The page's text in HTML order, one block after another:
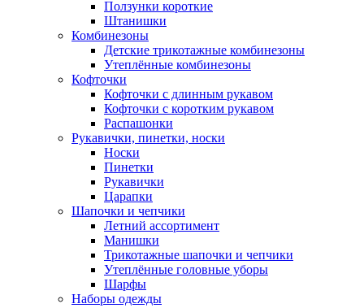
Ползунки короткие
Штанишки
Комбинезоны
Детские трикотажные комбинезоны
Утеплённые комбинезоны
Кофточки
Кофточки с длинным рукавом
Кофточки с коротким рукавом
Распашонки
Рукавички, пинетки, носки
Носки
Пинетки
Рукавички
Царапки
Шапочки и чепчики
Летний ассортимент
Манишки
Трикотажные шапочки и чепчики
Утеплённые головные уборы
Шарфы
Наборы одежды